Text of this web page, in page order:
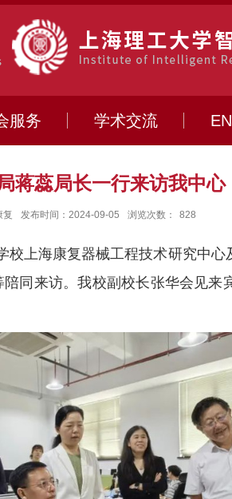
服务 学术交流
蒋蕊局长一行来访我中心
复 发布时间：2024-09-05 浏览次数： 828
上海康复器械工程技术研究中
陪同来访。我校副校长张华会见来